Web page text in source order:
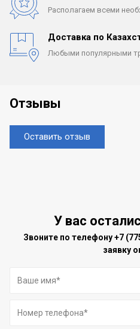
Располагаем всеми
Доставка по
Любыми популярными
Отзывы
Оставить отзыв
У вас
Звоните по телефону+7
заявку